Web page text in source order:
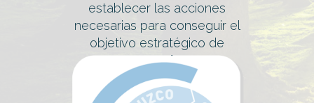
establecer las acciones
necesarias para conseguir el
objetivo estratégico de
revertia
LA EXCELENCIA EN
SOSTENIBILIDAD